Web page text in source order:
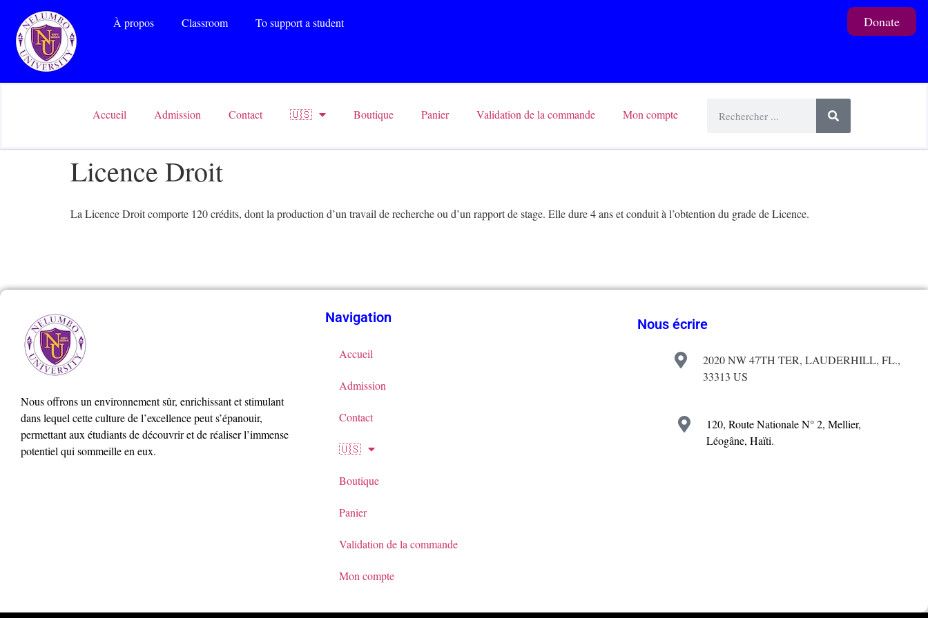
À propos Classroom To support a student Donate
Accueil Admission Contact 🇺🇸 Boutique Panier Validation de la commande Mon compte
Licence Droit
La Licence Droit comporte 120 crédits, dont la production d’un travail de recherche ou d’un rapport de stage. Elle dure 4 ans et conduit à l’obtention du grade de Licence.
Nous offrons un environnement sûr, enrichissant et stimulant
dans lequel cette culture de l’excellence peut s’épanouir,
permettant aux étudiants de découvrir et de réaliser l’immense
potentiel qui sommeille en eux.
Navigation
Accueil
Admission
Contact
🇺🇸
Boutique
Panier
Validation de la commande
Mon compte
Nous écrire
2020 NW 47TH TER, LAUDERHILL, FL.,
33313 US
120, Route Nationale N° 2, Mellier,
Léogâne, Haïti.